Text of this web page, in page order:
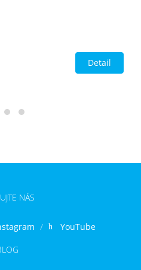
Detail
NÁS
YouTube